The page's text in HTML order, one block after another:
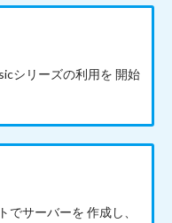
シリーズの利用を 開始
でサーバーを 作成し、